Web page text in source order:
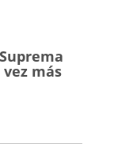
más